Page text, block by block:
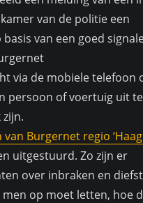
van de politie een
van een goed
via de mobiele telefoon
persoon of voertuig uit
Burgernet regio
uitgestuurd. Zo zijn er
over inbraken en
op moet letten, hoe